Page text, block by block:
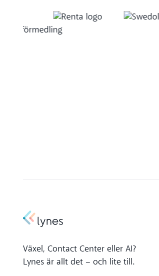
Växel, Contact Center eller AI?
Lynes är allt det – och lite till.